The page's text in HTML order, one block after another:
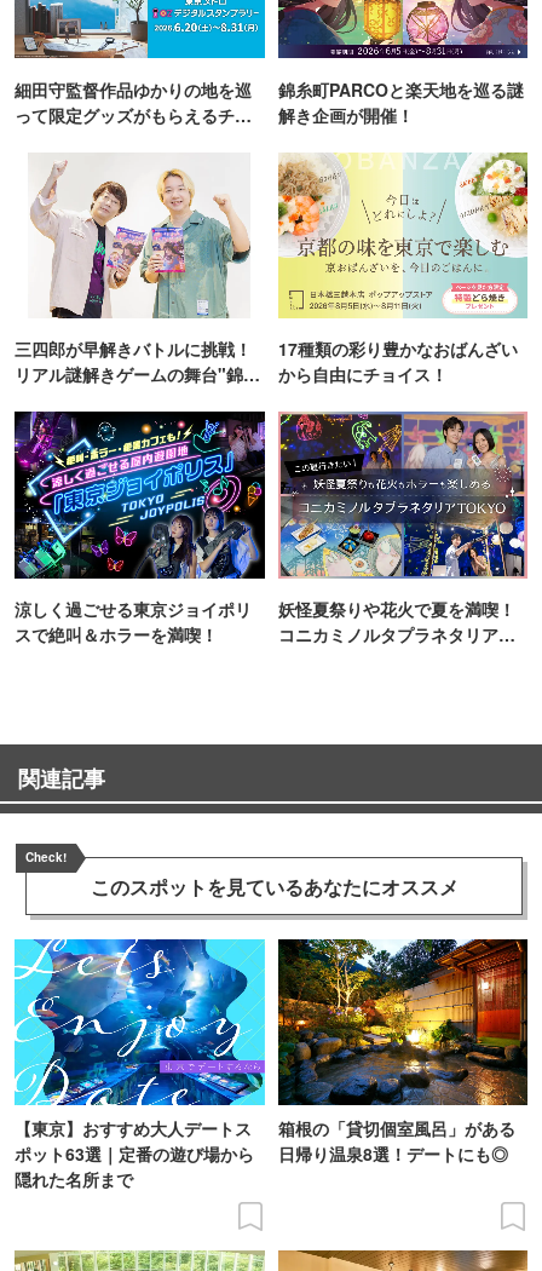
細田守監督作品ゆかりの地を巡
って限定グッズがもらえるチャ
錦糸町PARCOと楽天地を巡る謎
解き企画が開催！
三四郎が早解きバトルに挑戦！
リアル謎解きゲームの舞台"錦糸
17種類の彩り豊かなおばんざい
から自由にチョイス！
涼しく過ごせる東京ジョイポリ
スで絶叫＆ホラーを満喫！
妖怪夏祭りや花火で夏を満喫！
コニカミノルタプラネタリア
関連記事
Check!
このスポットを見ているあなたにオススメ
【東京】おすすめ大人デートス
ポット63選｜定番の遊び場から
隠れた名所まで
箱根の「貸切個室風呂」がある
日帰り温泉8選！デートにも◎